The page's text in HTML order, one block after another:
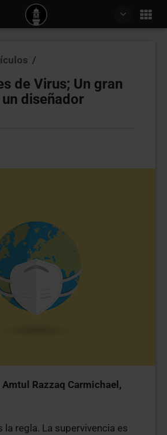
/
de Virus; Un gran
diseñador
Razzaq Carmichael,
la regla. La supervivencia es